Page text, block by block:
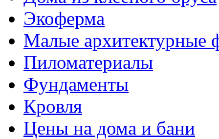
Экоферма
Малые архитектурные
Пиломатериалы
Фундаменты
Кровля
Цены на дома и бани